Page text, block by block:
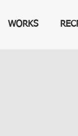
WORKS